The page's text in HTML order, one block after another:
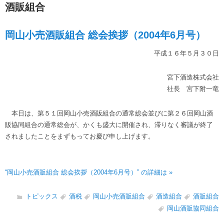
酒販組合
岡山小売酒販組合 総会挨拶（2004年6月号）
平成１６年５月３０日
宮下酒造株式会社
社長 宮下附一竜
本日は、第５１回岡山小売酒販組合の通常総会並びに第２６回岡山酒
販協同組合の通常総会が、かくも盛大に開催され、滞りなく審議が終了
されましたことをまずもってお慶び申し上げます。
“岡山小売酒販組合 総会挨拶（2004年6月号）” の詳細は »
トピックス 酒税 岡山小売酒販組合 酒造組合
酒販組合
岡山酒販協同組合